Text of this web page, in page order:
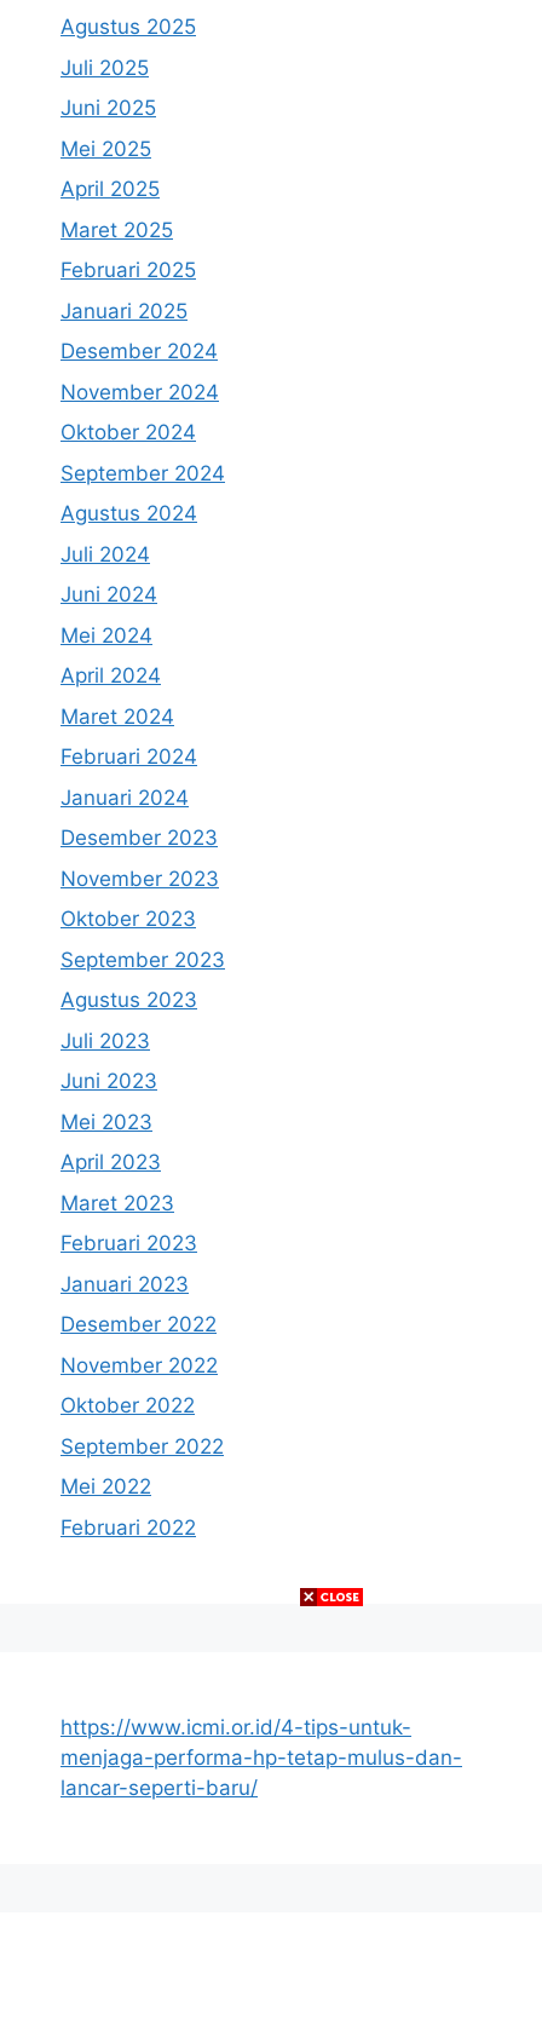
Agustus 2025
Juli 2025
Juni 2025
Mei 2025
April 2025
Maret 2025
Februari 2025
Januari 2025
Desember 2024
November 2024
Oktober 2024
September 2024
Agustus 2024
Juli 2024
Juni 2024
Mei 2024
April 2024
Maret 2024
Februari 2024
Januari 2024
Desember 2023
November 2023
Oktober 2023
September 2023
Agustus 2023
Juli 2023
Juni 2023
Mei 2023
April 2023
Maret 2023
Februari 2023
Januari 2023
Desember 2022
November 2022
Oktober 2022
September 2022
Mei 2022
Februari 2022
https://www.icmi.or.id/4-tips-untuk-
menjaga-performa-hp-tetap-mulus-dan-
lancar-seperti-baru/